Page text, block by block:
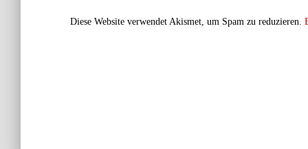
Diese Website verwendet Akismet, um Spam zu reduzieren.